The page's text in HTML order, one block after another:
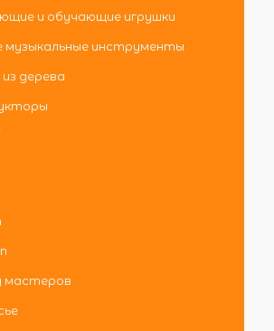
и обучающие игрушки
музыкальные инструменты
дерева
мастеров